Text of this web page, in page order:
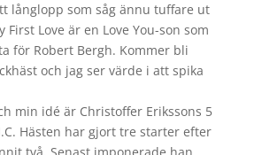
långlopp som såg ännu tuffare ut
First Love är en Love You-son som
för Robert Bergh. Kommer bli
och jag ser värde i att spika
min idé är Christoffer Erikssons 5
Hästen har gjort tre starter efter